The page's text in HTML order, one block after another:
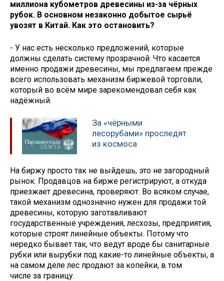
миллиона кубометров древесины из-за чёрных
рубок. В основном незаконно добытое сырьё
увозят в Китай. Как это остановить?
- У нас есть несколько предложений, которые
должны сделать систему прозрачной. Что касается
именно продажи древесины, мы предлагаем прежде
всего использовать механизм биржевой торговли,
который во всём мире зарекомендовал себя как
надёжный.
За «чёрными
лесорубами» проследят
из космоса
На биржу просто так не выйдешь, это не загородный
рынок. Продавцов на бирже регистрируют, а откуда
приезжает древесина, проверяют. Во всяком случае,
такой механизм однозначно нужен для продажи той
древесины, которую заготавливают
государственные учреждения, лесхозы, предприятия,
которые строят линейные объекты. Потому что
нередко бывает так, что ведут вроде бы санитарные
рубки или вырубки под какие-то линейные объекты, а
на самом деле лес продают за копейки, в том
числе за границу.